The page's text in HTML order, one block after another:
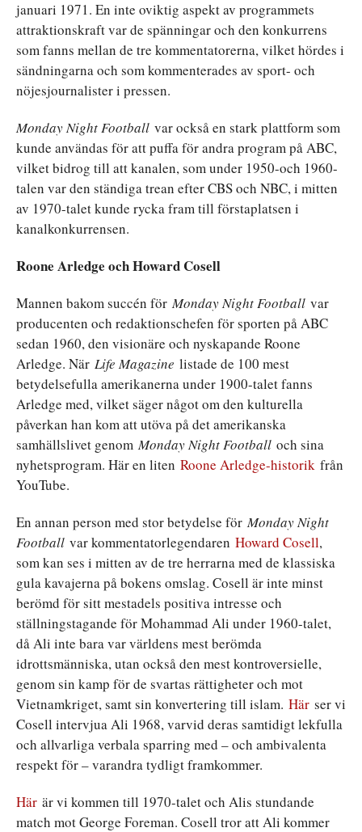
januari 1971. En inte oviktig aspekt av programmets
attraktionskraft var de spänningar och den konkurrens
som fanns mellan de tre kommentatorerna, vilket hördes i
sändningarna och som kommenterades av sport- och
nöjesjournalister i pressen.
Monday Night Football var också en stark plattform som
kunde användas för att puffa för andra program på ABC,
vilket bidrog till att kanalen, som under 1950-och 1960-
talen var den ständiga trean efter CBS och NBC, i mitten
av 1970-talet kunde rycka fram till förstaplatsen i
kanalkonkurrensen.
Roone Arledge och Howard Cosell
Mannen bakom succén förMonday Night Football var
producenten och redaktionschefen för sporten på ABC
sedan 1960, den visionäre och nyskapande Roone
Arledge. När Life Magazine listade de 100 mest
betydelsefulla amerikanerna under 1900-talet fanns
Arledge med, vilket säger något om den kulturella
påverkan han kom att utöva på det amerikanska
samhällslivet genomMonday Night Football och sina
nyhetsprogram. Här en liten Roone Arledge-historik från
YouTube.
En annan person med stor betydelse förMonday Night
Football var kommentatorlegendaren Howard Cosell,
som kan ses i mitten av de tre herrarna med de klassiska
gula kavajerna på bokens omslag. Cosell är inte minst
berömd för sitt mestadels positiva intresse och
ställningstagande för Mohammad Ali under 1960-talet,
då Ali inte bara var världens mest berömda
idrottsmänniska, utan också den mest kontroversielle,
genom sin kamp för de svartas rättigheter och mot
Vietnamkriget, samt sin konvertering till islam. Här ser vi
Cosell intervjua Ali 1968, varvid deras samtidigt lekfulla
och allvarliga verbala sparring med – och ambivalenta
respekt för – varandra tydligt framkommer.
Här är vi kommen till 1970-talet och Alis stundande
match mot George Foreman. Cosell tror att Ali kommer